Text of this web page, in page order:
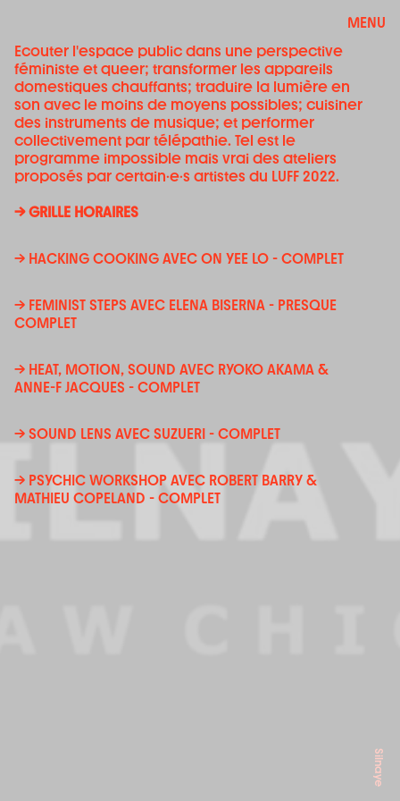
Silnaye
Ecouter l'espace public dans une perspective
féministe et queer; transformer les appareils
domestiques chauffants; traduire la lumière en
son avec le moins de moyens possibles; cuisiner
des instruments de musique; et performer
collectivement par télépathie. Tel est le
programme impossible mais vrai des ateliers
proposés par certain·e·s artistes du LUFF 2022.
→ GRILLE HORAIRES
→ HACKING COOKING AVEC ON YEE LO - COMPLET
→ FEMINIST STEPS AVEC ELENA BISERNA - PRESQUE
COMPLET
→ HEAT, MOTION, SOUND AVEC RYOKO AKAMA &
ANNE-F JACQUES - COMPLET
→ SOUND LENS AVEC SUZUERI - COMPLET
→ PSYCHIC WORKSHOP AVEC ROBERT BARRY &
MATHIEU COPELAND - COMPLET
MENU